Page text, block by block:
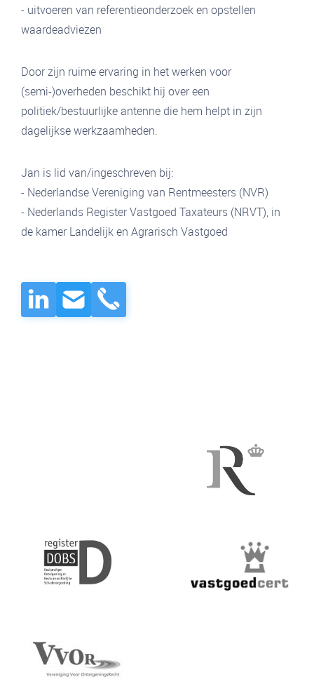
- uitvoeren van referentieonderzoek en opstellen
waardeadviezen
Door zijn ruime ervaring in het werken voor
(semi-)overheden beschikt hij over een
politiek/bestuurlijke antenne die hem helpt in zijn
dagelijkse werkzaamheden.
Jan is lid van/ingeschreven bij:
- Nederlandse Vereniging van Rentmeesters (NVR)
- Nederlands Register Vastgoed Taxateurs (NRVT), in
de kamer Landelijk en Agrarisch Vastgoed